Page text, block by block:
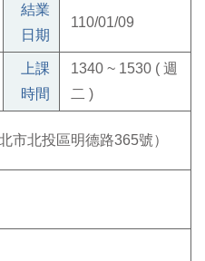
結業
日期
110/01/09
上課
時間
1340 ~ 1530 ( 週
二 )
市北投區明德路365號）